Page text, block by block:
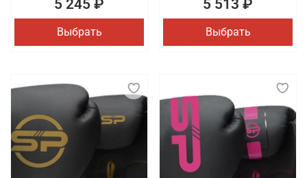
5 245 ₽
Выбрать
5 513 ₽
Выбрать